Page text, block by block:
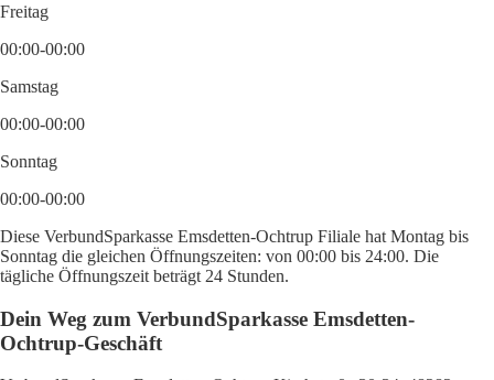
Freitag
00:00-00:00
Samstag
00:00-00:00
Sonntag
00:00-00:00
Diese VerbundSparkasse Emsdetten-Ochtrup Filiale hat Montag bis
Sonntag die gleichen Öffnungszeiten: von 00:00 bis 24:00. Die
tägliche Öffnungszeit beträgt 24 Stunden.
Dein Weg zum VerbundSparkasse Emsdetten-
Ochtrup-Geschäft